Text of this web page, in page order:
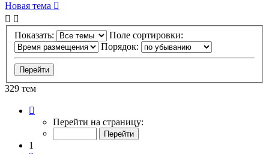
Новая тема
Показать:
Поле сортировки:
Порядок:
329 тем
Перейти на страницу:
1